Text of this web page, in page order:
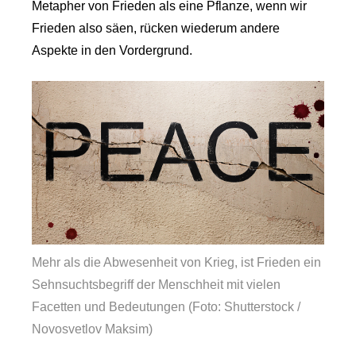
Metapher von Frieden als eine Pflanze, wenn wir
Frieden also säen, rücken wiederum andere
Aspekte in den Vordergrund.
Mehr als die Abwesenheit von Krieg, ist Frieden ein
Sehnsuchtsbegriff der Menschheit mit vielen
Facetten und Bedeutungen (Foto: Shutterstock /
Novosvetlov Maksim)